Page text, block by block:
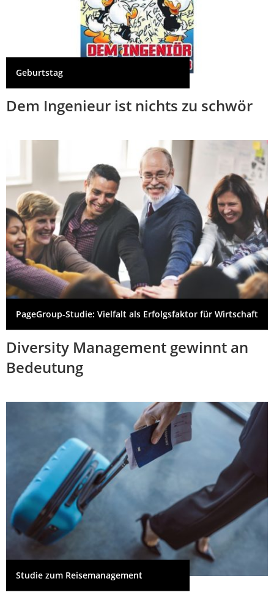
Geburtstag
Dem Ingenieur ist nichts zu schwör
PageGroup-Studie: Vielfalt als Erfolgsfaktor für Wirtschaft
Diversity Management gewinnt an
Bedeutung
Studie zum Reisemanagement